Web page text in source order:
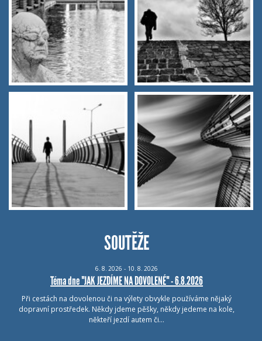
SOUTĚŽE
6. 8. 2026 - 10. 8. 2026
Téma dne "JAK JEZDÍME NA DOVOLENÉ" - 6.8.2026
Při cestách na dovolenou či na výlety obvykle používáme nějaký
dopravní prostředek. Někdy jdeme pěšky, někdy jedeme na kole,
někteří jezdí autem či…